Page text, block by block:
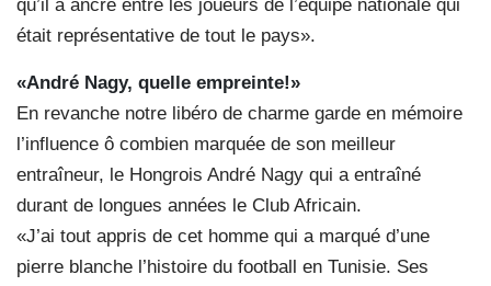
qu’il a ancré entre les joueurs de l’équipe nationale qui
était représentative de tout le pays».
«André Nagy, quelle empreinte!»
En revanche notre libéro de charme garde en mémoire
l’influence ô combien marquée de son meilleur
entraîneur, le Hongrois André Nagy qui a entraîné
durant de longues années le Club Africain.
«J’ai tout appris de cet homme qui a marqué d’une
pierre blanche l’histoire du football en Tunisie. Ses